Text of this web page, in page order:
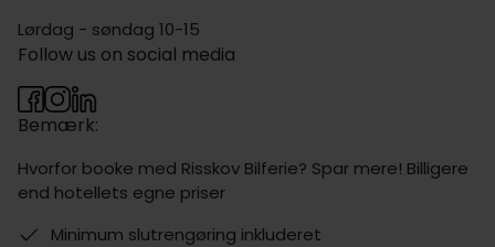
Lørdag - søndag 10-15
Bemærk:
Hvorfor booke med Risskov Bilferie? Spar mere! Billigere
end hotellets egne priser
Minimum slutrengøring inkluderet
Follow us on social media